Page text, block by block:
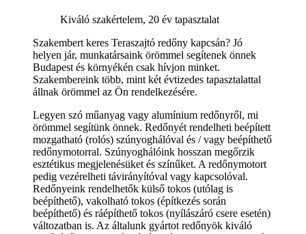
Kiváló szakértelem, 20 év tapasztalat
Szakembert keres Teraszajtó redőny kapcsán? Jó
helyen jár, munkatársaink örömmel segítenek önnek
Budapest és környékén csak hívjon minket.
Szakembereink több, mint két évtizedes tapasztalattal
állnak örömmel az Ön rendelkezésére.
Legyen szó műanyag vagy alumínium redőnyről, mi
örömmel segítünk önnek. Redőnyét rendelheti beépített
mozgatható (rolós) szúnyoghálóval és / vagy beépíthető
redőnymotorral. Szúnyoghálóink hosszan megőrzik
esztétikus megjelenésüket és színűket. A redőnymotort
pedig vezérelheti távirányítóval vagy kapcsolóval.
Redőnyeink rendelhetők külső tokos (utólag is
beépíthető), vakolható tokos (építkezés során
beépíthető) és ráépíthető tokos (nyílászáró csere esetén)
változatban is. Az általunk gyártot redőnyök kiváló